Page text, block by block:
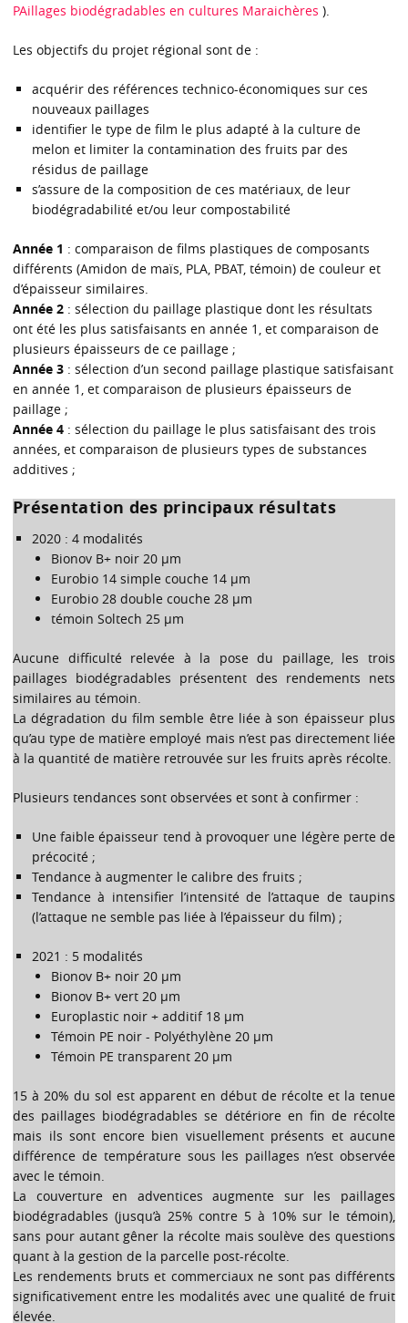
PAillages biodégradables en cultures Maraichères ).
Les objectifs du projet régional sont de :
acquérir des références technico-économiques sur ces
nouveaux paillages
identifier le type de film le plus adapté à la culture de
melon et limiter la contamination des fruits par des
résidus de paillage
s’assure de la composition de ces matériaux, de leur
biodégradabilité et/ou leur compostabilité
Année 1 : comparaison de films plastiques de composants
différents (Amidon de maïs, PLA, PBAT, témoin) de couleur et
d’épaisseur similaires.
Année 2 : sélection du paillage plastique dont les résultats
ont été les plus satisfaisants en année 1, et comparaison de
plusieurs épaisseurs de ce paillage ;
Année 3 : sélection d’un second paillage plastique satisfaisant
en année 1, et comparaison de plusieurs épaisseurs de
paillage ;
Année 4 : sélection du paillage le plus satisfaisant des trois
années, et comparaison de plusieurs types de substances
additives ;
Présentation des principaux résultats
2020 : 4 modalités
Bionov B+ noir 20 µm
Eurobio 14 simple couche 14 µm
Eurobio 28 double couche 28 µm
témoin Soltech 25 µm
Aucune difficulté relevée à la pose du paillage, les trois
paillages biodégradables présentent des rendements nets
similaires au témoin.
La dégradation du film semble être liée à son épaisseur plus
qu’au type de matière employé mais n’est pas directement liée
à la quantité de matière retrouvée sur les fruits après récolte.
Plusieurs tendances sont observées et sont à confirmer :
Une faible épaisseur tend à provoquer une légère perte de
précocité ;
Tendance à augmenter le calibre des fruits ;
Tendance à intensifier l’intensité de l’attaque de taupins
(l’attaque ne semble pas liée à l’épaisseur du film) ;
2021 : 5 modalités
Bionov B+ noir 20 µm
Bionov B+ vert 20 µm
Europlastic noir + additif 18 µm
Témoin PE noir - Polyéthylène 20 µm
Témoin PE transparent 20 µm
15 à 20% du sol est apparent en début de récolte et la tenue
des paillages biodégradables se détériore en fin de récolte
mais ils sont encore bien visuellement présents et aucune
différence de température sous les paillages n’est observée
avec le témoin.
La couverture en adventices augmente sur les paillages
biodégradables (jusqu’à 25% contre 5 à 10% sur le témoin),
sans pour autant gêner la récolte mais soulève des questions
quant à la gestion de la parcelle post-récolte.
Les rendements bruts et commerciaux ne sont pas différents
significativement entre les modalités avec une qualité de fruit
élevée.